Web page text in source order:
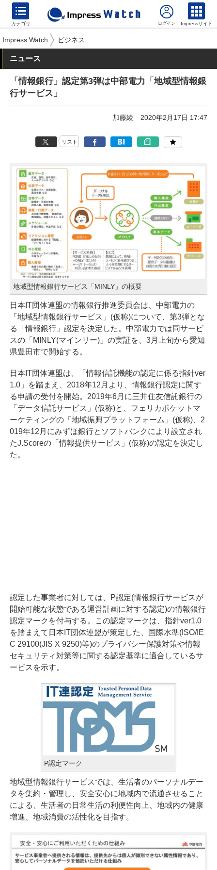
カテゴリ Impressサイト
Impress Watch ビジネス
ニュース
「情報銀行」認定第3弾は中部電力「地域型情報銀
行サービス」
加藤綾 2020年2月17日 17:47
リスト
地域型情報銀行サービス「MINLY」の概要
日本IT団体連盟の情報銀行推進委員会は、中部電力の
「地域型情報銀行サービス」(仮称)について、第3弾とな
る「情報銀行」認定を決定した。中部電力では同サービ
スの「MINLY(マインリー)」の実証を、3月上旬から愛知
県豊田市で開始する。
日本IT団体連盟は、「情報信託機能の認定に係る指針ver
1.0」を踏まえ、2018年12月より、情報銀行認定に関す
る申請の受付を開始。2019年6月に三井住友信託銀行の
「データ信託サービス」(仮称)と、フェリカポケットマ
ーケティングの「地域振興プラットフォーム」(仮称)、2
019年12月にみずほ銀行とソフトバンクにより設立され
たJ.Scoreの「情報提供サービス」(仮称)の認定を決定し
た。
認定した事業者に対しては、P認定(情報銀行サービスが
開始可能な状態である運営計画に対する認定)の情報銀行
認定マークを付与する。この認定マークは、指針ver1.0
を踏まえて日本IT団体連盟が策定した、国際水準(ISO/IE
C 29100(JIS X 9250)等)のプライバシー保護対策や情報
セキュリティ対策等に関する認定基準に適合しているサ
ービスを示す。
P認定マーク
地域型情報銀行サービスでは、生活者のパーソナルデー
タを集約・管理し、安全安心に地域内で流通させること
による、生活者の日常生活の利便性向上、地域内の健康
増進、地域消費の活性化を目指す。